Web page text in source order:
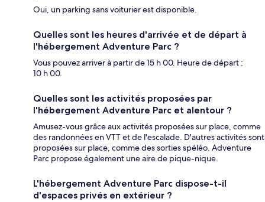
Oui, un parking sans voiturier est disponible.
Quelles sont les heures d'arrivée et de départ à
l'hébergement Adventure Parc ?
Vous pouvez arriver à partir de 15 h 00. Heure de départ :
10 h 00.
Quelles sont les activités proposées par
l'hébergement Adventure Parc et alentour ?
Amusez-vous grâce aux activités proposées sur place, comme
des randonnées en VTT et de l'escalade. D'autres activités sont
proposées sur place, comme des sorties spéléo. Adventure
Parc propose également une aire de pique-nique.
L'hébergement Adventure Parc dispose-t-il
d'espaces privés en extérieur ?